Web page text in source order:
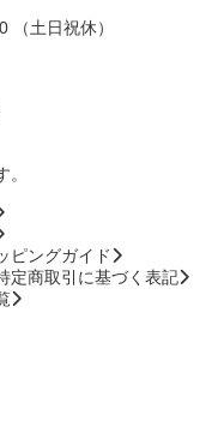
土日祝休）
ピングガイド
定商取引に基づく表記